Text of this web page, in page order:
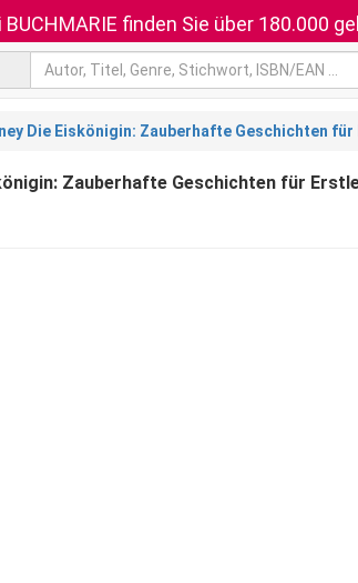
BUCHMARIE finden Sie über 180.000
Die Eiskönigin: Zauberhafte Geschichten
Zauberhafte Geschichten für